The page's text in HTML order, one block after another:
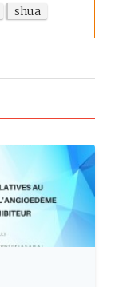
shua